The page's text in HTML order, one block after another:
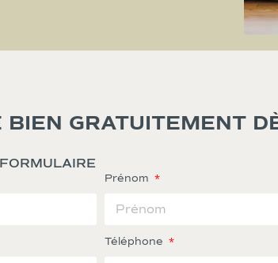
BIEN GRATUITEMENT
Prénom
Téléphone